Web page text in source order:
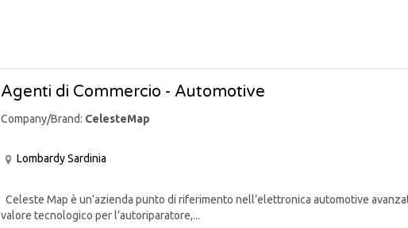
Agenti di Commercio - Automotive
Company/Brand: CelesteMap
LombardySardinia
Celeste Map è un’azienda punto di riferimento nell’elettronica automotive
valore tecnologico per l’autoriparatore,...